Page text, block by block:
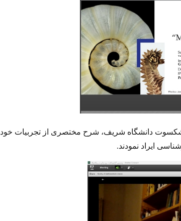
دانشگاه شریف، شرح مختصری از تجربیات خود
ایراد نمودند.